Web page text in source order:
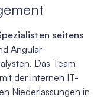
seitens
Angular-
Das Team
der internen IT-
Niederlassungen in